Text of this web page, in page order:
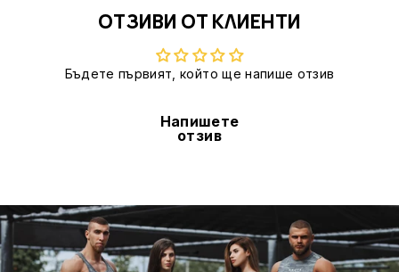
ОТЗИВИ ОТ КЛИЕНТИ
Бъдете първият, който ще напише отзив
Напишете
отзив